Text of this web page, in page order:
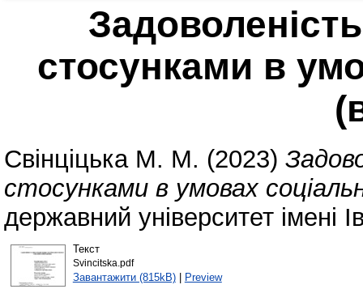
стосунками в
Свінціцька М. М. (2023)
стосунками в умовах
державний університет імені
Текст
Svincitska.pdf
Завантажити (815kB)| Preview